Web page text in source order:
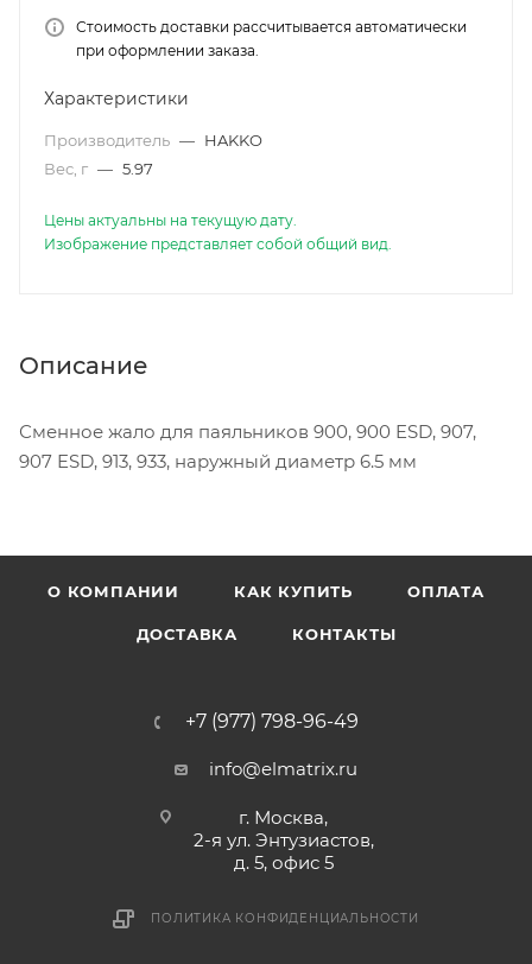
Стоимость доставки рассчитывается автоматически
при оформлении заказа.
Характеристики
Производитель — HAKKO
Вес, г — 5.97
Цены актуальны на текущую дату.
Изображение представляет собой общий вид.
Описание
Сменное жало для паяльников 900, 900 ESD, 907,
907 ESD, 913, 933, наружный диаметр 6.5 мм
О КОМПАНИИ КАК КУПИТЬ ОПЛАТА
ДОСТАВКА КОНТАКТЫ
+7 (977) 798-96-49
info@elmatrix.ru
г. Москва,
2-я ул. Энтузиастов,
д. 5, офис 5
ПОЛИТИКА КОНФИДЕНЦИАЛЬНОСТИ